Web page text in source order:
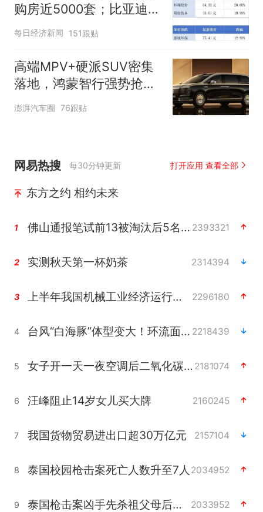
购房近5000套；比亚迪销
量跻身全球车企第六丨大
湾区财经早参
每日经济新闻 151跟贴
高端MPV+硬派SUV密集
落地，鸿蒙智行强势抢占
自主高端市场制高点
澎湃汽车圈 76跟贴
网易热搜 每30分钟更新 打开应用 查看全部
东方之约 相约未来
1 佛山通报笔试前13被淘汰后5名进体检 2393321
2 实测秋天第一杯奶茶 2314394
3 上半年我国机械工业经济运行稳中有进 2296180
4 台风“白海豚”体型变大！环流面积接近13个浙江那么大 2218439
5 女子开一天一夜空调后二氧化碳中毒 2181074
6 汪峰阻止14岁女儿买大牌 2160245
7 我国货物贸易进出口超30万亿元 2157104
8 泰国校园枪击案死亡人数升至7人 2034952
9 泰国枪击案凶手先杀祖父母后行凶 2033952